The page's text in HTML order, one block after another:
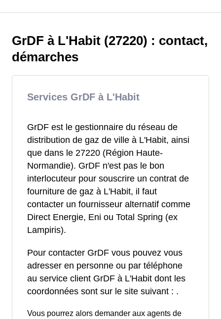
GrDF à L'Habit (27220) : contact,
démarches
Services GrDF à L'Habit
GrDF est le gestionnaire du réseau de
distribution de gaz de ville à L'Habit, ainsi
que dans le 27220 (Région Haute-
Normandie). GrDF n'est pas le bon
interlocuteur pour souscrire un contrat de
fourniture de gaz à L'Habit, il faut
contacter un fournisseur alternatif comme
Direct Energie, Eni ou Total Spring (ex
Lampiris).
Pour contacter GrDF vous pouvez vous
adresser en personne ou par téléphone
au service client GrDF à L'Habit dont les
coordonnées sont sur le site suivant : .
Vous pourrez alors demander aux agents de